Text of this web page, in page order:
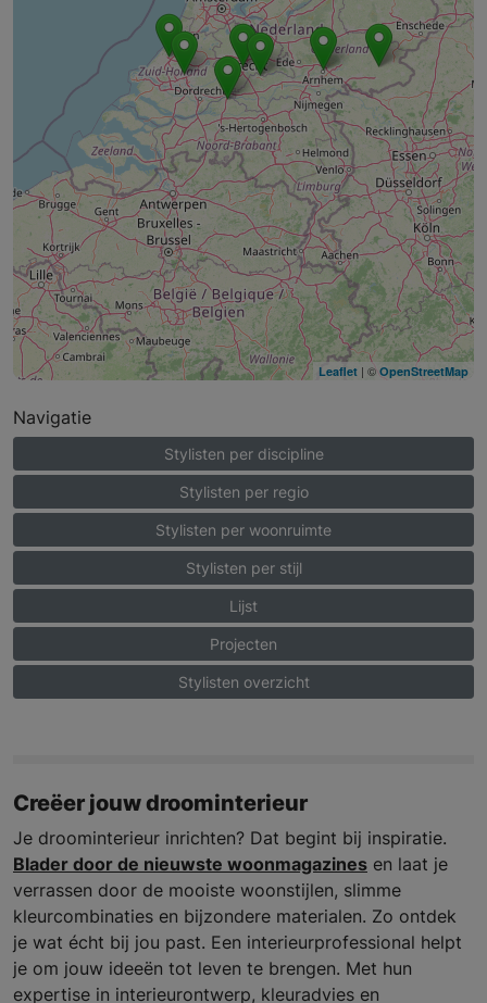
Leaflet | © OpenStreetMap
Navigatie
Stylisten per discipline
Stylisten per regio
Stylisten per woonruimte
Stylisten per stijl
Lijst
Projecten
Stylisten overzicht
Creëer jouw droominterieur
Je droominterieur inrichten? Dat begint bij inspiratie.
Blader door de nieuwste woonmagazines en laat je
verrassen door de mooiste woonstijlen, slimme
kleurcombinaties en bijzondere materialen. Zo ontdek
je wat écht bij jou past. Een interieurprofessional helpt
je om jouw ideeën tot leven te brengen. Met hun
expertise in interieurontwerp, kleuradvies en